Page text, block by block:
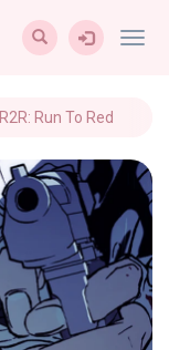
R2R: Run To Red